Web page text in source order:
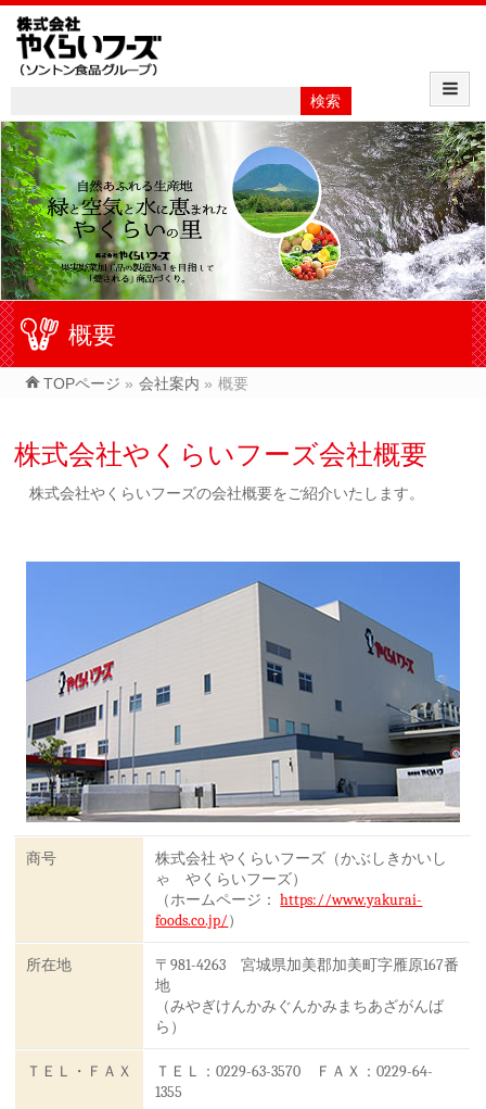
概要
TOPページ » 会社案内 » 概要
株式会社やくらいフーズ会社概要
株式会社やくらいフーズの会社概要をご紹介いたします。
商号
株式会社 やくらいフーズ（かぶしきかいし
ゃ やくらいフーズ）
（ホームページ：https://www.yakurai-
foods.co.jp/）
所在地
〒981-4263 宮城県加美郡加美町字雁原167番
地
（みやぎけんかみぐんかみまちあざがんば
ら）
ＴＥＬ・ＦＡＸ
ＴＥＬ：0229-63-3570 ＦＡＸ：0229-64-
1355